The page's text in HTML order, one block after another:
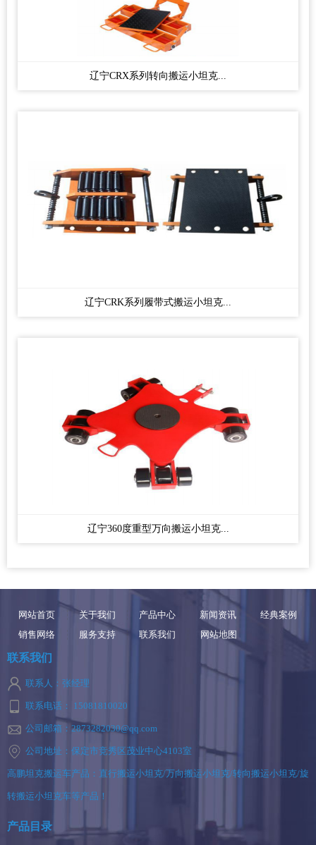
辽宁CRX系列转向搬运小坦克...
辽宁CRK系列履带式搬运小坦克...
辽宁360度重型万向搬运小坦克...
网站首页 关于我们 产品中心 新闻资讯
经典案例
销售网络
服务支持 联系我们 网站地图
联系我们
联系人：张经理
联系电话： 15081810020
公司邮箱：2873282030@qq.com
公司地址：保定市竞秀区茂业中心4103室
高鹏坦克搬运车产品：直行搬运小坦克/万向搬运小坦克/转向搬运小坦克/旋
转搬运小坦克车等产品！
产品目录